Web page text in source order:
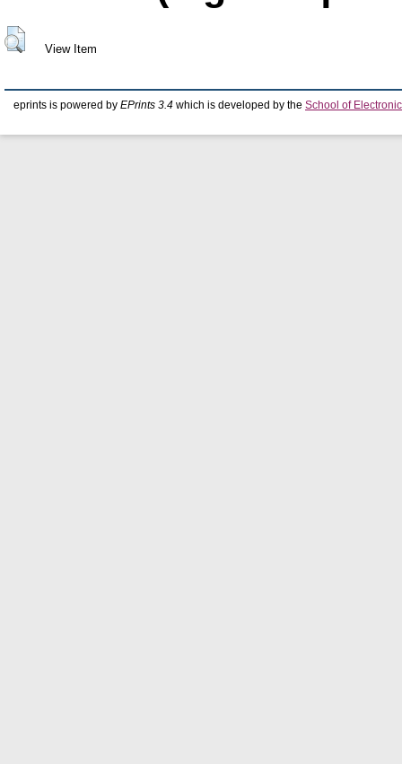
View Item
eprints is powered by EPrints 3.4 which is developed by the School of